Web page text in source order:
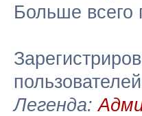
Больше всего
пользователей
Легенда: